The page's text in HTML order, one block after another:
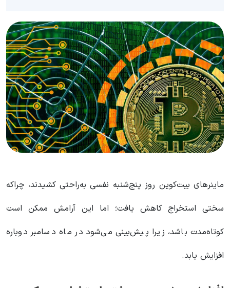
ماینرهای بیت‌کوین روز پنج‌شنبه نفسی به‌راحتی کشیدند، چراکه
سختی استخراج کاهش یافت؛ اما این آرامش ممکن است
کوتاه‌مدت باشد، زیرا پیش‌بینی می‌شود در ماه دسامبر دوباره
افزایش یابد.